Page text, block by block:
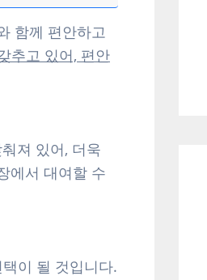
함께 편안하고
추고 있어, 편안
져 있어, 더욱
에서 대여할 수
이 될 것입니다.